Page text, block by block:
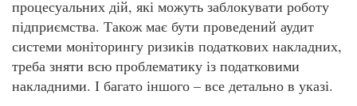
процесуальних дій, які можуть заблокувати роботу
підприємства. Також має бути проведений аудит
системи моніторингу ризиків податкових накладних,
треба зняти всю проблематику із податковими
накладними. І багато іншого – все детально в указі.